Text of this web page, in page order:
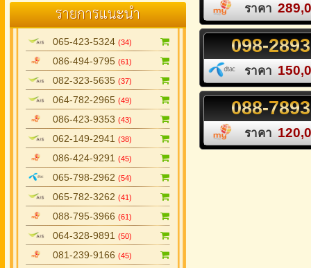
รายการแนะนำ
065-423-5324 (34)
086-494-9795 (61)
082-323-5635 (37)
064-782-2965 (49)
086-423-9353 (43)
062-149-2941 (38)
086-424-9291 (45)
065-798-2962 (54)
065-782-3262 (41)
088-795-3966 (61)
064-328-9891 (50)
081-239-9166 (45)
ราคา
098-
ราคา
088-
ราคา